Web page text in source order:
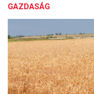
GAZDASÁG